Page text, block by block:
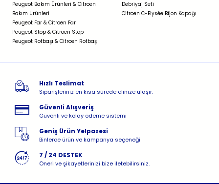
Peugeot Bakım Ürünleri & Citroen
Bakım Ürünleri
Peugeot Far & Citroen Far
Peugeot Stop & Citroen Stop
Peugeot Rotbaşı & Citroen Rotbaş
Debriyaj Seti
Citroen C-Elysée Bijon Kapağı
Hızlı Teslimat
Siparişleriniz en kısa sürede elinize ulaşır.
Güvenli Alışveriş
Güvenli ve kolay ödeme sistemi
Geniş Ürün Yelpazesi
Binlerce ürün ve kampanya seçeneği
7 / 24 DESTEK
Öneri ve şikayetlerinizi bize iletebilirsiniz.